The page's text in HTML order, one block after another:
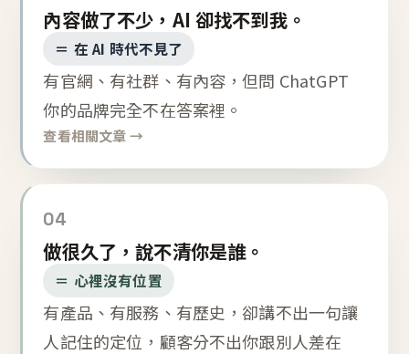
內容做了不少，AI 卻找不到我。
＝ 在 AI 時代不見了
有官網、有社群、有內容，但問 ChatGPT
你的品牌完全不在答案裡。
查看相關文章 →
04
做很久了，說不清你是誰。
＝ 心裡沒有位置
有產品、有服務、有歷史，卻講不出一句讓
人記住的定位，顧客分不出你跟別人差在